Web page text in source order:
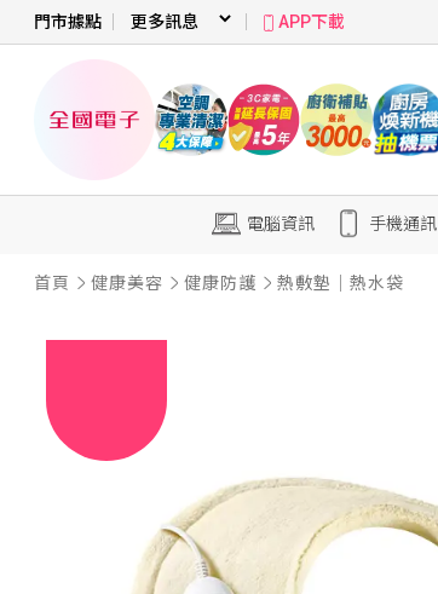
門市據點 APP下載
電腦資訊 手機通訊
首頁 健康美容 健康防護 熱敷墊｜熱水袋